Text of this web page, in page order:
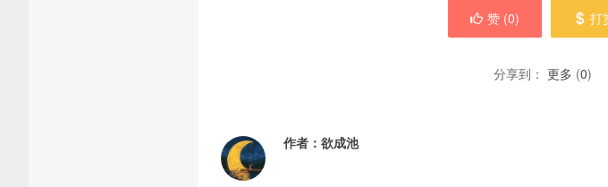
赞 (0) 打
分享到： 更多 (0)
作者： 欲成池